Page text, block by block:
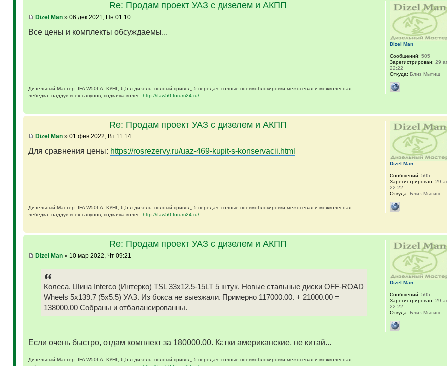
Re: Продам проект УАЗ с дизелем и АКПП
Dizel Man» 06 дек 2021, Пн 01:10
Все цены и комплекты обсуждаемы...
Дизельный Мастер. IFA W50LA, КУНГ, 6,5 л дизель, полный привод, 5 передач, полные пневмоблокировки межосевая и межколесная,
лебедка, наддув всех сапунов, подкачка колес. http://ifaw50.forum24.ru/
Dizel Man
Сообщений: 505
Зарегистрирован: 29
22:22
Откуда: Близ Мытищ
Re: Продам проект УАЗ с дизелем и АКПП
Dizel Man» 01 фев 2022, Вт 11:14
Для сравнения цены: https://rosrezervy.ru/uaz-469-kupit-s-konservacii.html
Дизельный Мастер. IFA W50LA, КУНГ, 6,5 л дизель, полный привод, 5 передач, полные пневмоблокировки межосевая и межколесная,
лебедка, наддув всех сапунов, подкачка колес. http://ifaw50.forum24.ru/
Dizel Man
Сообщений: 505
Зарегистрирован: 29
22:22
Откуда: Близ Мытищ
Re: Продам проект УАЗ с дизелем и АКПП
Dizel Man» 10 мар 2022, Чт 09:21
Колеса. Шина Interco (Интерко) TSL 33x12.5-15LT 5 штук. Новые стальные диски OFF-ROAD
Wheels 5x139.7 (5x5.5) УАЗ. Из бокса не выезжали. Примерно 117000.00. + 21000.00 =
138000.00 Собраны и отбалансированны.
Если очень быстро, отдам комплект за 180000.00. Катки американские, не китай...
Дизельный Мастер. IFA W50LA, КУНГ, 6,5 л дизель, полный привод, 5 передач, полные пневмоблокировки межосевая и межколесная,
Dizel Man
Сообщений: 505
Зарегистрирован: 29
22:22
Откуда: Близ Мытищ